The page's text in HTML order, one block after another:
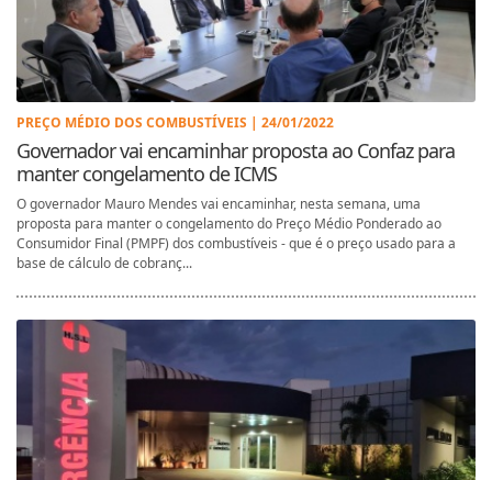
PREÇO MÉDIO DOS COMBUSTÍVEIS | 24/01/2022
Governador vai encaminhar proposta ao Confaz para
manter congelamento de ICMS
O governador Mauro Mendes vai encaminhar, nesta semana, uma
proposta para manter o congelamento do Preço Médio Ponderado ao
Consumidor Final (PMPF) dos combustíveis - que é o preço usado para a
base de cálculo de cobranç...